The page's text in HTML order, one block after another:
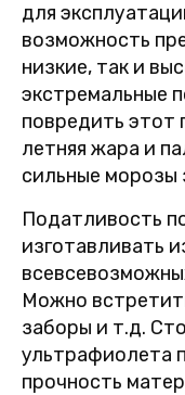
для
возможность
низкие, так и
экстремальные
повредить этот
летняя жара и
сильные морозы
Податливость
изготавливать
Можно
заборы и т.д.
ультрафиолета
прочность